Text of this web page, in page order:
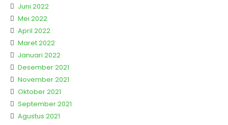
Juni 2022
Mei 2022
April 2022
Maret 2022
Januari 2022
Desember 2021
November 2021
Oktober 2021
September 2021
Agustus 2021